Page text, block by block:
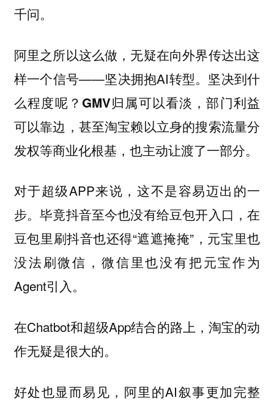
千问。
阿里之所以这么做，无疑在向外界传达出这
样一个信号——坚决拥抱AI转型。 坚决到什
么程度呢？GMV归属可以看淡，部门利益
可以靠边，甚至淘宝赖以立身的搜索流量分
发权等商业化根基，也主动让渡了一部分。
对于超级APP来说，这不是容易迈出的一
步。毕竟抖音至今也没有给豆包开入口，在
豆包里刷抖音也还得“遮遮掩掩”，元宝里也
没法刷微信，微信里也没有把元宝作为
Agent引入。
在Chatbot和超级App结合的路上，淘宝的动
作无疑是很大的。
好处也显而易见，阿里的AI叙事更加完整